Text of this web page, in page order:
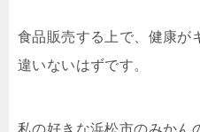
食品販売する上で、健康が
違いないはずです。
私の好きな浜松市のみかん